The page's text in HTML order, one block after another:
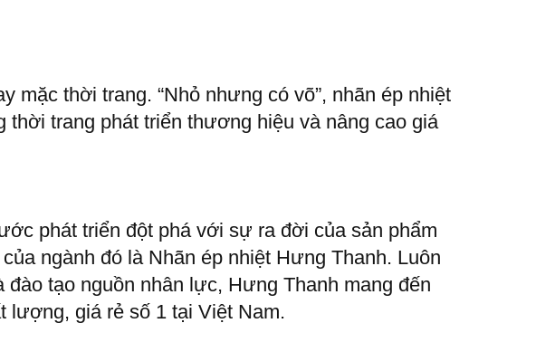
mặc thời trang. “Nhỏ nhưng có võ”, nhãn ép nhiệt
thời trang phát triển thương hiệu và nâng cao giá
phát triển đột phá với sự ra đời của sản phẩm
ngành đó là Nhãn ép nhiệt Hưng Thanh. Luôn
tạo nguồn nhân lực, Hưng Thanh mang đến
lượng, giá rẻ số 1 tại Việt Nam.